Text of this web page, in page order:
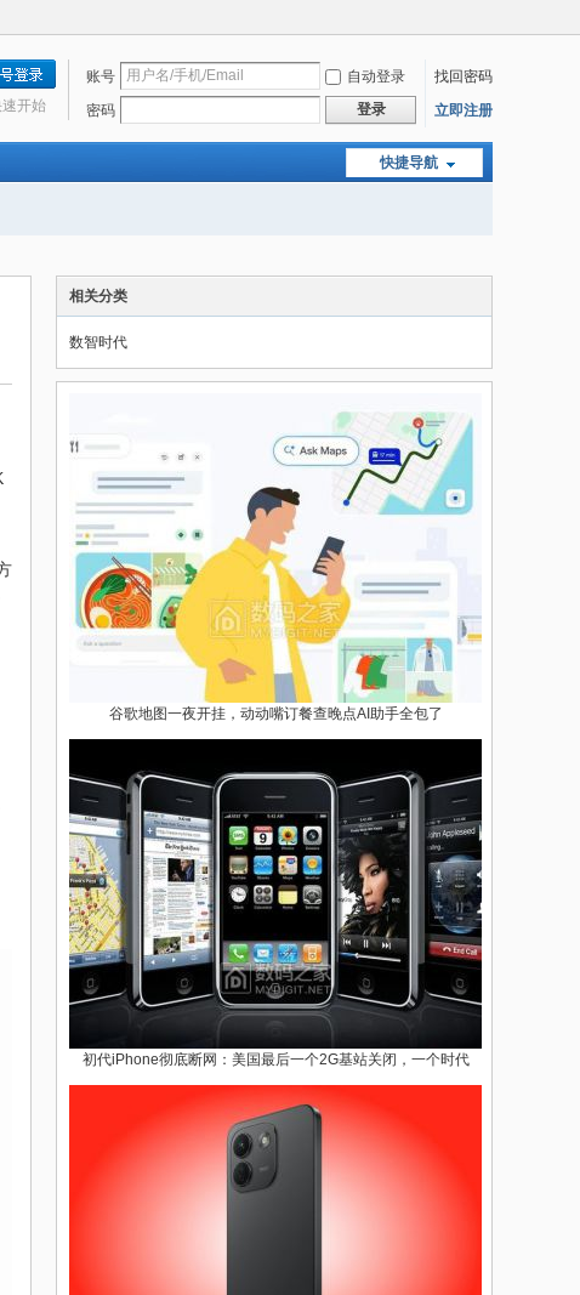
账号 自动登录
找回密码
密码
登录 立即注册
开始
快捷导航
相关分类
数智时代
谷歌地图一夜开挂，动动嘴订餐查晚点AI助手全包了
初代iPhone彻底断网：美国最后一个2G基站关闭，一个时代